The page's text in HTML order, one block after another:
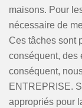
maisons. Pour
nécessaire de
Ces tâches sont
conséquent, des
conséquent,
ENTREPRISE.
appropriés pour